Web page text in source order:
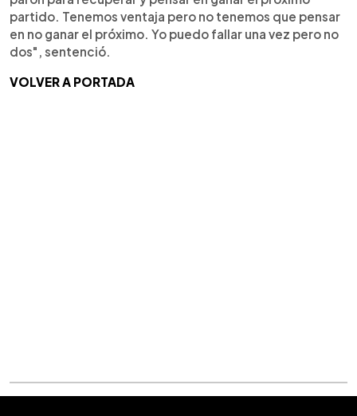
partido. Tenemos ventaja pero no tenemos que pensar
en no ganar el próximo. Yo puedo fallar una vez pero no
dos", sentenció.
VOLVER A PORTADA